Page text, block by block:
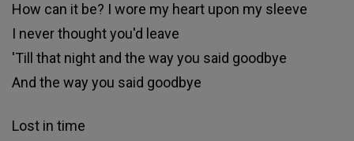
How can it be? I wore my heart upon my sleeve
I never thought you'd leave
'Till that night and the way you said goodbye
And the way you said goodbye
Lost in time